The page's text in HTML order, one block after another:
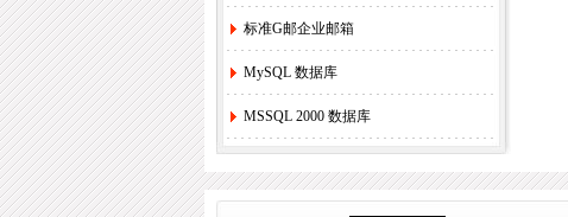
关于.com价格调整的通知
4. 香港独享服务器69硬件升级通知！ [2020-
3-24]
5. 香港服务器机房线路升级维护通知 [2019-
11-27]
[2019-
7. 香港独享服务器71网站迁移通知！ [2018-
标准G邮企业邮箱
MySQL 数据库
MSSQL 2000 数据库